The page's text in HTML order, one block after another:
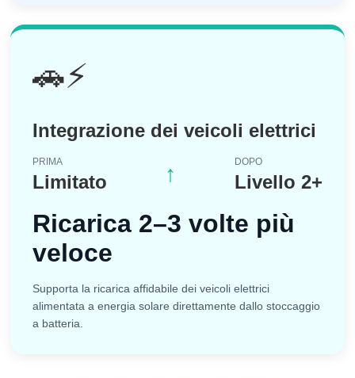
🚗⚡
Integrazione dei veicoli elettrici
PRIMA
Limitato ↑
DOPO
Livello 2+
Ricarica 2–3 volte più
veloce
Supporta la ricarica affidabile dei veicoli elettrici
alimentata a energia solare direttamente dallo stoccaggio
a batteria.